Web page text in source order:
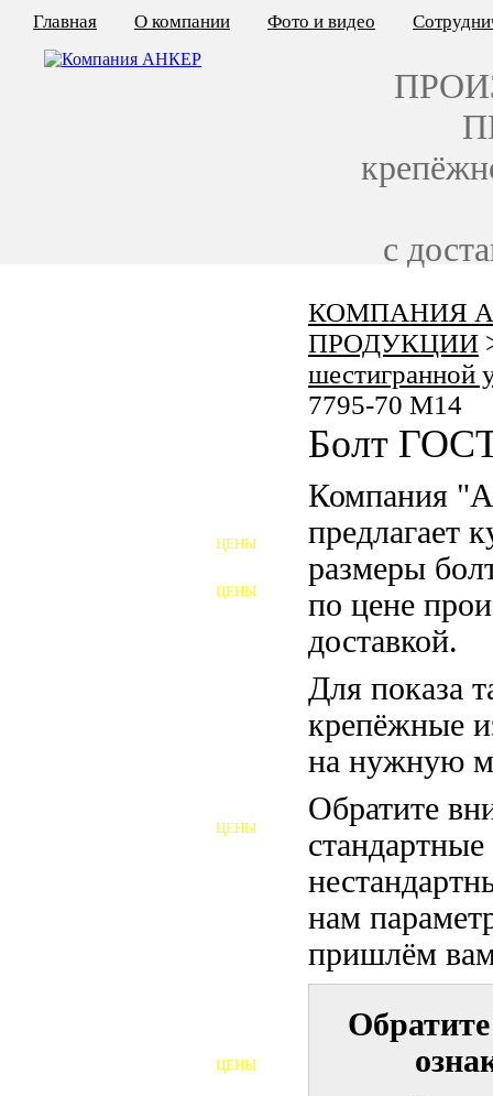
КОМПАНИЯ
ПРОДУКЦИИ
шестигранной
7795-70 M14
Болт
Компания
предлагает
размеры
по цене
доставкой.
Для показа
крепёжные
на нужную
Обратите
нам
пришлём
ЦЕНЫ
ЦЕНЫ
ШАЙБЫ ФУНДАМЕНТНЫЕ
ЦЕНЫ
ЦЕНЫ
Главная О компании Фото и видео
с